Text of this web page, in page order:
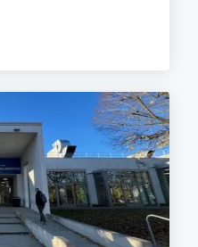
DI INGEGNERIA DEI SISTEMI